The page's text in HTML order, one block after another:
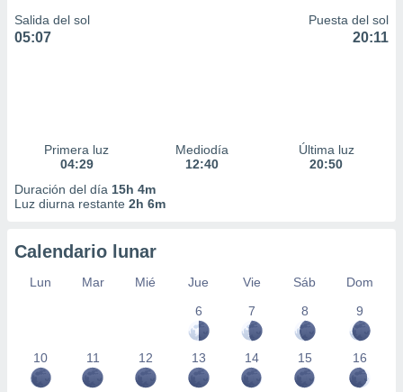
Salida del sol
05:07
Puesta del sol
20:11
Primera luz
04:29
Mediodía
12:40
Última luz
20:50
Duración del día 15h 4m
Luz diurna restante 2h 6m
Calendario lunar
Lun Mar Mié Jue Vie Sáb
Dom
6
7 8 9
10 11 12 13 14 15 16